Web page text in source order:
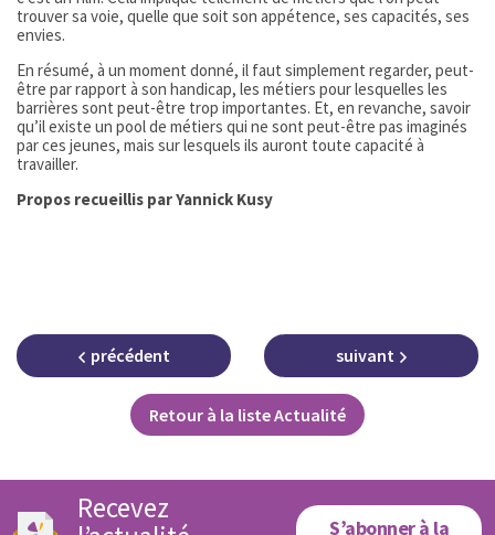
trouver sa voie, quelle que soit son appétence, ses capacités, ses
envies.
En résumé, à un moment donné, il faut simplement regarder, peut-
être par rapport à son handicap, les métiers pour lesquelles les
barrières sont peut-être trop importantes. Et, en revanche, savoir
qu’il existe un pool de métiers qui ne sont peut-être pas imaginés
par ces jeunes, mais sur lesquels ils auront toute capacité à
travailler.
Propos recueillis par Yannick Kusy
précédent
Retour à la liste Actualité
suivant
Recevez
S’abonner à la